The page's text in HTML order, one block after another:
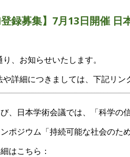
登録募集】7月13日開催
、お知らせいたします。
や詳細につきましては、下記リン
、日本学術会議では、「科学の
ポジウム「持続可能な社会のた
はこちら：